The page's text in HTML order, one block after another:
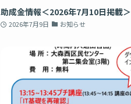
助成金情報＜2026年7月10日掲載＞
2026年7月9日 お知らせ